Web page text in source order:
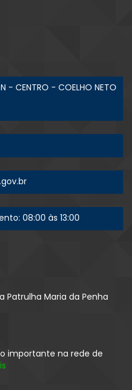
- CENTRO - COELHO NETO
08:00 às 13:00
Patrulha Maria da Penha
importante na rede de